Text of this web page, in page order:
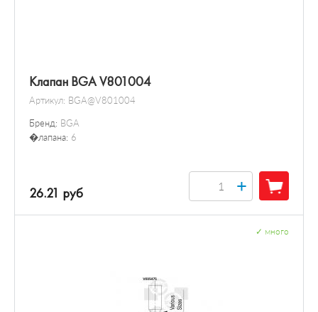
Клапан BGA V801004
Артикул: BGA@V801004
Бренд: BGA
�лапана: 6
26.21 руб +
много